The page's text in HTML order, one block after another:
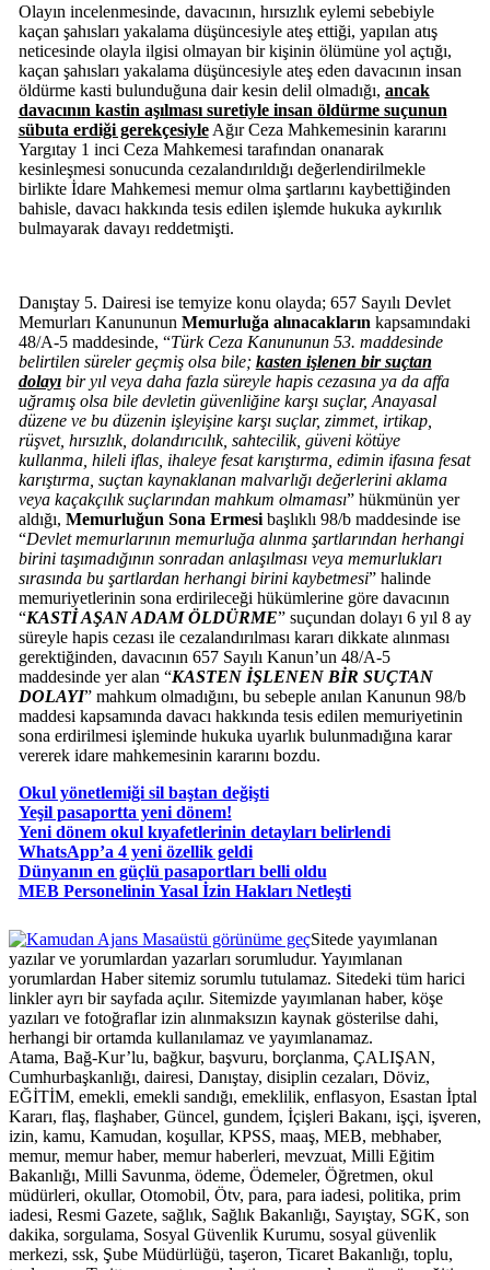
Olayın incelenmesinde, davacının, hırsızlık eylemi sebebiyle
kaçan şahısları yakalama düşüncesiyle ateş ettiği, yapılan atış
neticesinde olayla ilgisi olmayan bir kişinin ölümüne yol açtığı,
kaçan şahısları yakalama düşüncesiyle ateş eden davacının insan
öldürme kasti bulunduğuna dair kesin delil olmadığı, ancak
davacının kastin aşılması suretiyle insan öldürme suçunun
sübuta erdiği gerekçesiyleAğır Ceza Mahkemesinin kararını
Yargıtay 1 inci Ceza Mahkemesi tarafından onanarak
kesinleşmesi sonucunda cezalandırıldığı değerlendirilmekle
birlikte İdare Mahkemesi memur olma şartlarını kaybettiğinden
bahisle, davacı hakkında tesis edilen işlemde hukuka aykırılık
bulmayarak davayı reddetmişti.
Danıştay 5. Dairesi ise temyize konu olayda; 657 Sayılı Devlet
Memurları Kanununun Memurluğa alınacakların kapsamındaki
48/A-5 maddesinde, “Türk Ceza Kanununun 53. maddesinde
belirtilen süreler geçmiş olsa bile; kasten işlenen bir suçtan
dolayı bir yıl veya daha fazla süreyle hapis cezasına ya da affa
uğramış olsa bile devletin güvenliğine karşı suçlar, Anayasal
düzene ve bu düzenin işleyişine karşı suçlar, zimmet, irtikap,
rüşvet, hırsızlık, dolandırıcılık, sahtecilik, güveni kötüye
kullanma, hileli iflas, ihaleye fesat karıştırma, edimin ifasına fesat
karıştırma, suçtan kaynaklanan malvarlığı değerlerini aklama
veya kaçakçılık suçlarından mahkum olmaması” hükmünün yer
aldığı, Memurluğun Sona Ermesibaşlıklı 98/b maddesinde ise
“Devlet memurlarının memurluğa alınma şartlarından herhangi
birini taşımadığının sonradan anlaşılması veya memurlukları
sırasında bu şartlardan herhangi birini kaybetmesi” halinde
memuriyetlerinin sona erdirileceği hükümlerine göre davacının
“KASTİ AŞAN ADAM ÖLDÜRME” suçundan dolayı 6 yıl 8 ay
süreyle hapis cezası ile cezalandırılması kararı dikkate alınması
gerektiğinden, davacının 657 Sayılı Kanun’un 48/A-5
maddesinde yer alan “KASTEN İŞLENEN BİR SUÇTAN
DOLAYI” mahkum olmadığını, bu sebeple anılan Kanunun 98/b
maddesi kapsamında davacı hakkında tesis edilen memuriyetinin
sona erdirilmesi işleminde hukuka uyarlık bulunmadığına karar
vererek idare mahkemesinin kararını bozdu.
Okul yönetlemiği sil baştan değişti
Yeşil pasaportta yeni dönem!
Yeni dönem okul kıyafetlerinin detayları belirlendi
WhatsApp’a 4 yeni özellik geldi
Dünyanın en güçlü pasaportları belli oldu
MEB Personelinin Yasal İzin Hakları Netleşti
Masaüstü görünüme geçSitede yayımlanan
yazılar ve yorumlardan yazarları sorumludur. Yayımlanan
yorumlardan Haber sitemiz sorumlu tutulamaz. Sitedeki tüm harici
linkler ayrı bir sayfada açılır. Sitemizde yayımlanan haber, köşe
yazıları ve fotoğraflar izin alınmaksızın kaynak gösterilse dahi,
herhangi bir ortamda kullanılamaz ve yayımlanamaz.
Atama, Bağ-Kur’lu, bağkur, başvuru, borçlanma, ÇALIŞAN,
Cumhurbaşkanlığı, dairesi, Danıştay, disiplin cezaları, Döviz,
EĞİTİM, emekli, emekli sandığı, emeklilik, enflasyon, Esastan İptal
Kararı, flaş, flaşhaber, Güncel, gundem, İçişleri Bakanı, işçi, işveren,
izin, kamu, Kamudan, koşullar, KPSS, maaş, MEB, mebhaber,
memur, memur haber, memur haberleri, mevzuat, Milli Eğitim
Bakanlığı, Milli Savunma, ödeme, Ödemeler, Öğretmen, okul
müdürleri, okullar, Otomobil, Ötv, para, para iadesi, politika, prim
iadesi, Resmi Gazete, sağlık, Sağlık Bakanlığı, Sayıştay, SGK, son
dakika, sorgulama, Sosyal Güvenlik Kurumu, sosyal güvenlik
merkezi, ssk, Şube Müdürlüğü, taşeron, Ticaret Bakanlığı, toplu,